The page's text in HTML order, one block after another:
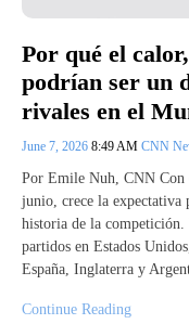
Por qué el
podrían ser un
rivales en el
June 7, 2026 8:49 AM CNN
Por Emile Nuh, CNN Con
junio, crece la expectativa
historia de la competición.
partidos en Estados
España, Inglaterra y
Continue Reading